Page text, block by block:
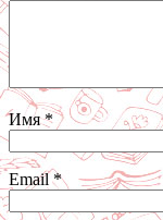
Имя*
Email*